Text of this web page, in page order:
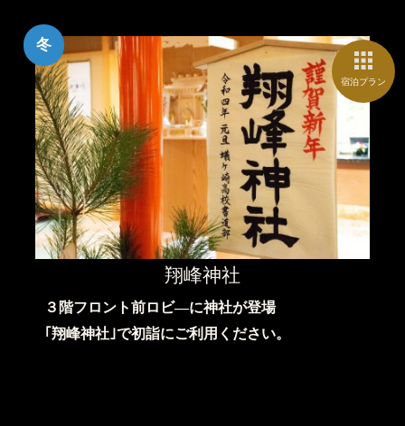
宿泊プラン
冬
翔峰神社
３階フロント前ロビ―に神社が登場
｢翔峰神社｣で初詣にご利用ください。